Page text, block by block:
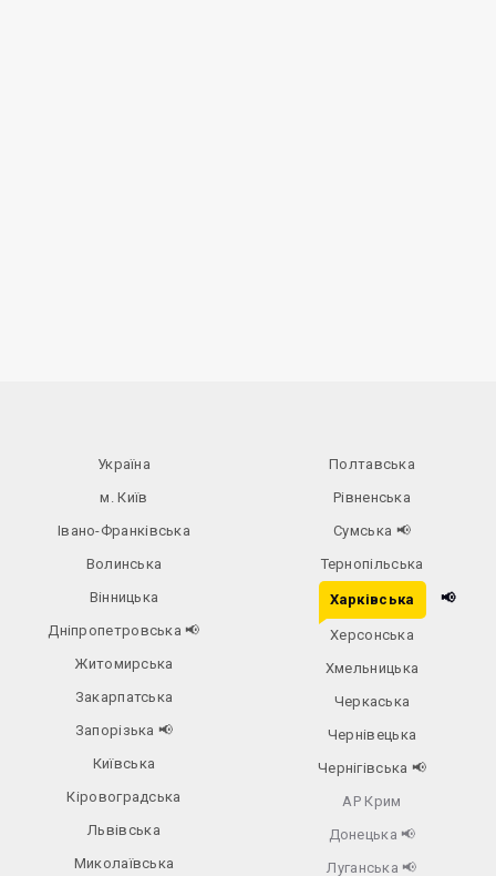
Україна
м. Київ
Івано-Франківська
Волинська
Вінницька
Дніпропетровська📢
Житомирська
Закарпатська
Запорізька 📢
Київська
Кіровоградська
Львівська
Миколаївська
Полтавська
Рівненська
Сумська 📢
Тернопільська
Харківська 📢
Херсонська
Хмельницька
Черкаська
Чернівецька
Чернігівська 📢
АР Крим
Донецька 📢
Луганська 📢